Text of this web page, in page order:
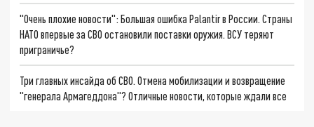
"Очень плохие новости": Большая ошибка Palantir в России. Страны
НАТО впервые за СВО остановили поставки оружия. ВСУ теряют
приграничье?
Три главных инсайда об СВО. Отмена мобилизации и возвращение
"генерала Армагеддона"? Отличные новости, которые ждали все